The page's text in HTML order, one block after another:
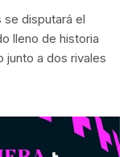
se disputará el
lleno de historia
junto a dos rivales